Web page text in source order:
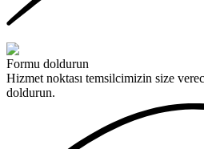
Formu doldurun
Hizmet noktası temsilcimizin size
doldurun.